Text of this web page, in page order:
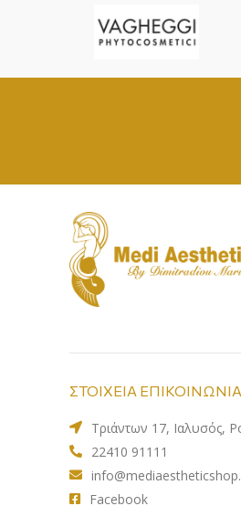
ΣΤΟΙΧΕΙΑ
Τριάντων 17, Ιαλυσός,
22410 91111
Facebook